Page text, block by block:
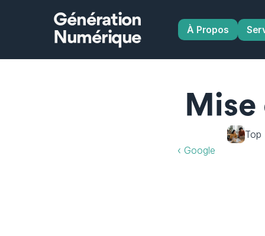
Génération
Numérique
À Propos
Mise
Top
‹ Google